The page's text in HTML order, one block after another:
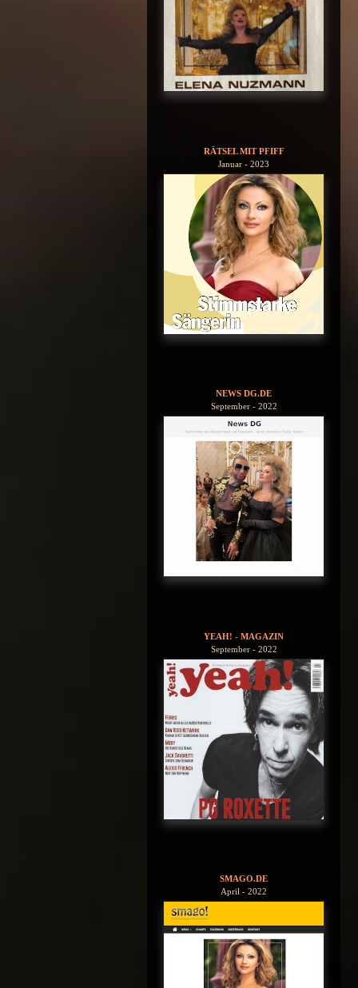
RÄTSEL MIT PFIFF
Januar - 2023
NEWS DG.DE
September - 2022
YEAH! - MAGAZIN
September - 2022
SMAGO.DE
April - 2022